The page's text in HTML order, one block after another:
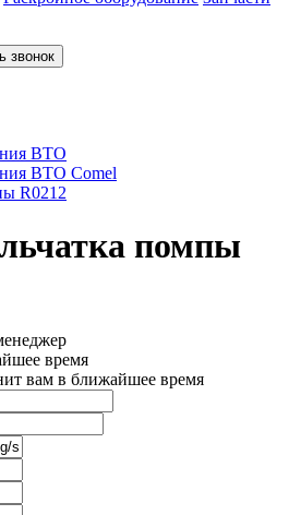
звонок
ВТО
ВТО Comel
R0212
помпы
время
вам в ближайшее время